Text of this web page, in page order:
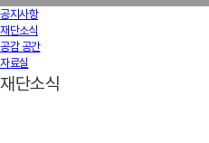
공지사항
재단소식
공감 공간
자료실
재단소식